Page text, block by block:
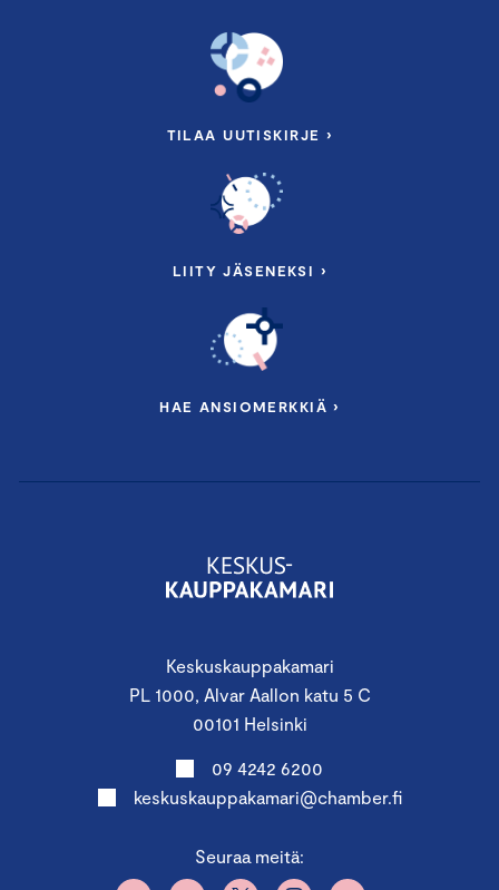
Keskuskauppakamari
PL 1000, Alvar Aallon katu 5 C
00101 Helsinki
09 4242 6200
keskuskauppakamari@chamber.fi
Seuraa meitä:
TILAA UUTISKIRJE ›
LIITY JÄSENEKSI ›
HAE ANSIOMERKKIÄ ›